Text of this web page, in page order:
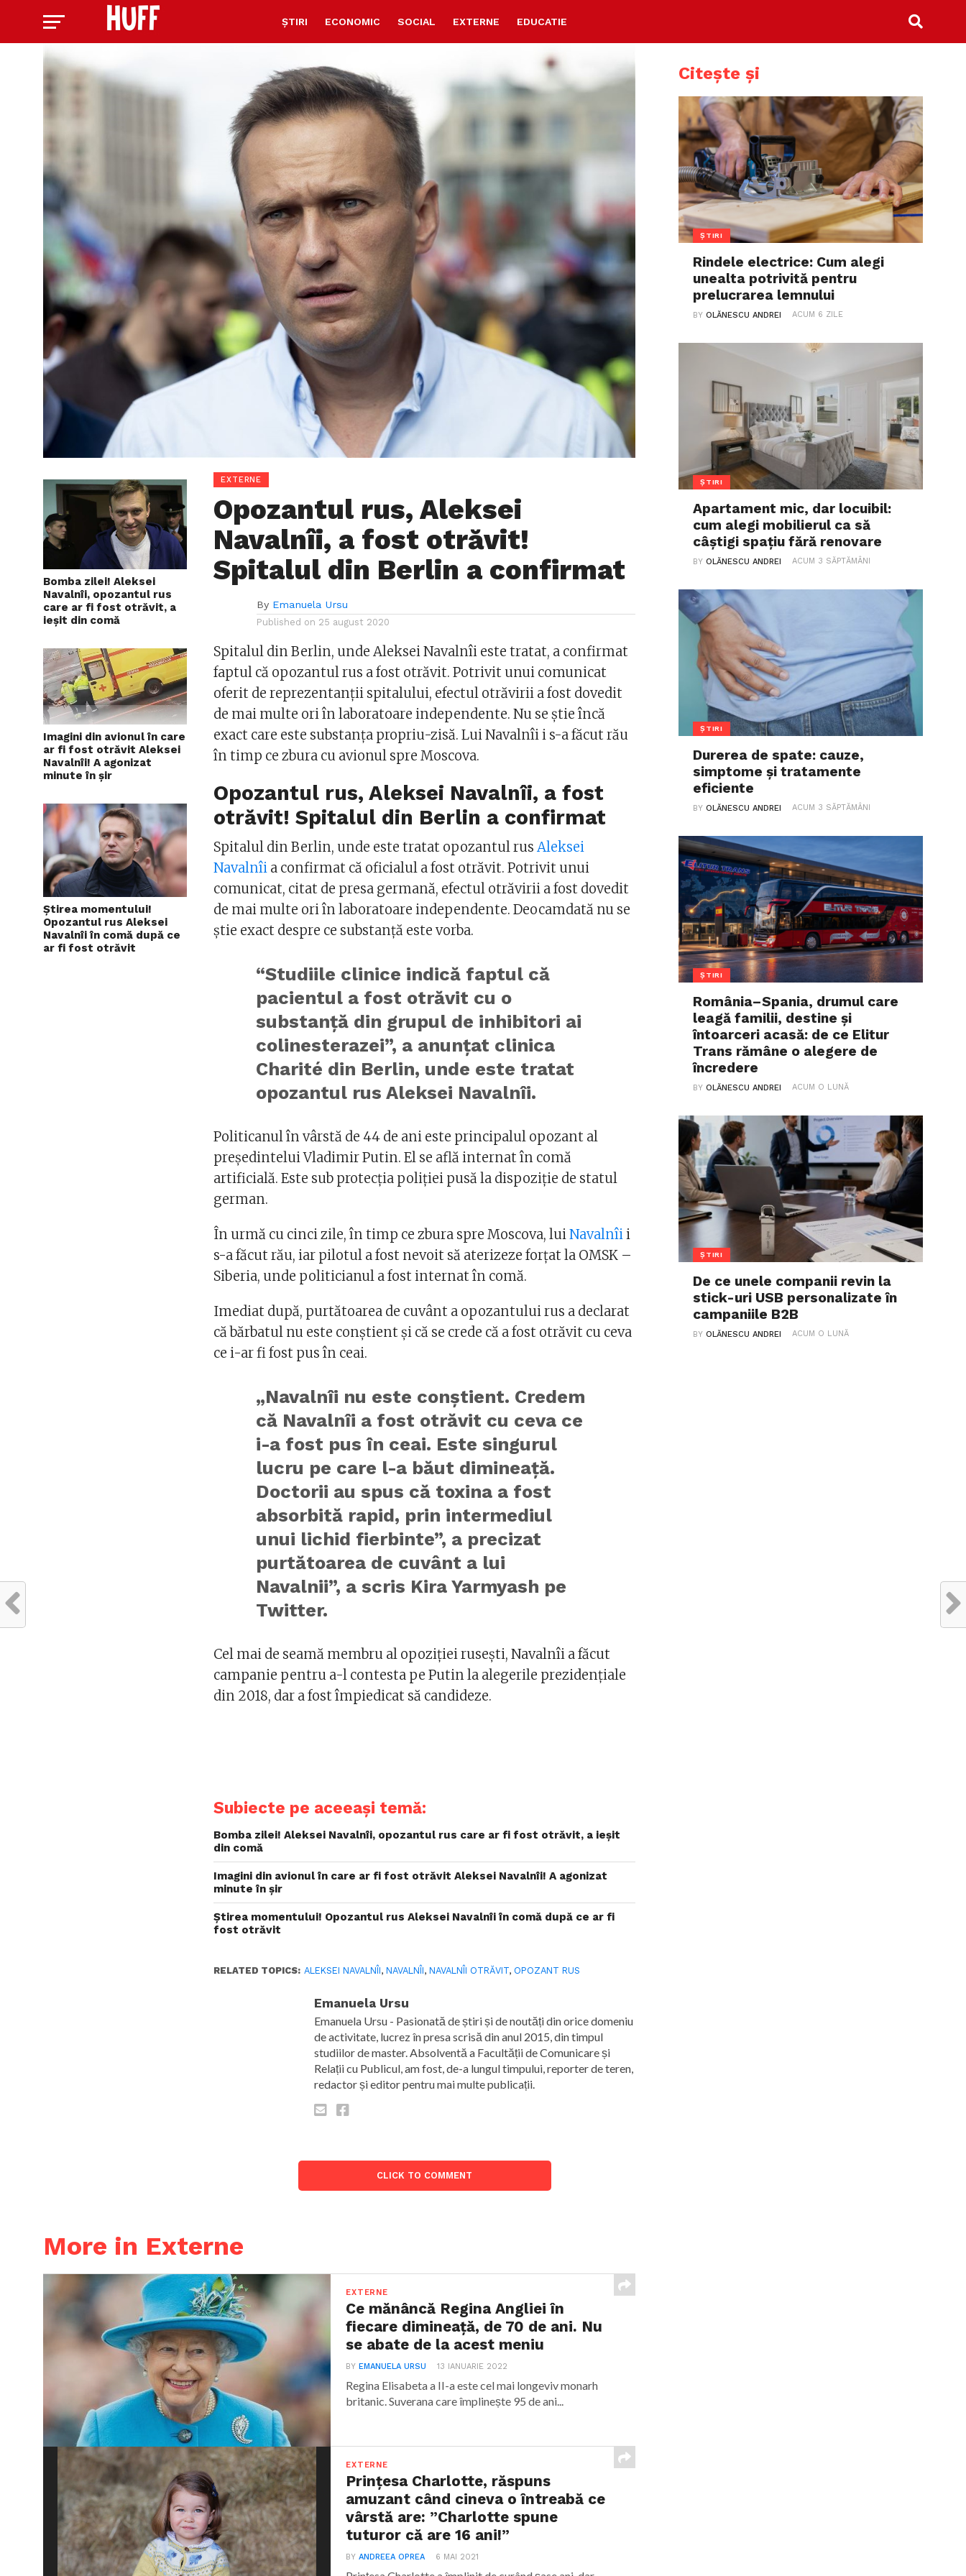
ȘTIRI ECONOMIC SOCIAL EXTERNE EDUCATIE
Bomba zilei! Aleksei
Navalnîi, opozantul rus
care ar fi fost otrăvit, a
ieșit din comă
Imagini din avionul în care
ar fi fost otrăvit Aleksei
Navalnîi! A agonizat
minute în șir
Știrea momentului!
Opozantul rus Aleksei
Navalnîi în comă după ce
ar fi fost otrăvit
EXTERNE
Opozantul rus, Aleksei
Navalnîi, a fost otrăvit!
Spitalul din Berlin a confirmat
By Emanuela Ursu
Published on 25 august 2020
Spitalul din Berlin, unde Aleksei Navalnîi este tratat, a confirmat
faptul că opozantul rus a fost otrăvit. Potrivit unui comunicat
oferit de reprezentanții spitalului, efectul otrăvirii a fost dovedit
de mai multe ori în laboratoare independente. Nu se știe încă
exact care este substanța propriu-zisă. Lui Navalnîi i s-a făcut rău
în timp ce zbura cu avionul spre Moscova.
Opozantul rus, Aleksei Navalnîi, a fost
otrăvit! Spitalul din Berlin a confirmat
Spitalul din Berlin, unde este tratat opozantul rusAleksei
Navalnîi a confirmat că oficialul a fost otrăvit. Potrivit unui
comunicat, citat de presa germană, efectul otrăvirii a fost dovedit
de mai multe ori în laboratoare independente. Deocamdată nu se
știe exact despre ce substanță este vorba.
“Studiile clinice indică faptul că
pacientul a fost otrăvit cu o
substanță din grupul de inhibitori ai
colinesterazei”, a anunțat clinica
Charité din Berlin, unde este tratat
opozantul rus Aleksei Navalnîi.
Politicanul în vârstă de 44 de ani este principalul opozant al
președintelui Vladimir Putin. El se află internat în comă
artificială. Este sub protecția poliției pusă la dispoziție de statul
german.
În urmă cu cinci zile, în timp ce zbura spre Moscova, luiNavalnîii
s-a făcut rău, iar pilotul a fost nevoit să aterizeze forțat la OMSK –
Siberia, unde politicianul a fost internat în comă.
Imediat după, purtătoarea de cuvânt a opozantului rus a declarat
că bărbatul nu este conștient și că se crede că a fost otrăvit cu ceva
ce i-ar fi fost pus în ceai.
„Navalnîi nu este conștient. Credem
că Navalnîi a fost otrăvit cu ceva ce
i-a fost pus în ceai. Este singurul
lucru pe care l-a băut dimineață.
Doctorii au spus că toxina a fost
absorbită rapid, prin intermediul
unui lichid fierbinte”, a precizat
purtătoarea de cuvânt a lui
Navalnii”, a scris Kira Yarmyash pe
Twitter.
Cel mai de seamă membru al opoziției rusești, Navalnîi a făcut
campanie pentru a-l contesta pe Putin la alegerile prezidențiale
din 2018, dar a fost împiedicat să candideze.
Subiecte pe aceeași temă:
Bomba zilei! Aleksei Navalnîi, opozantul rus care ar fi fost otrăvit, a ieșit
din comă
Imagini din avionul în care ar fi fost otrăvit Aleksei Navalnîi! A agonizat
minute în șir
Știrea momentului! Opozantul rus Aleksei Navalnîi în comă după ce ar fi
fost otrăvit
RELATED TOPICS: ALEKSEI NAVALNÎI,NAVALNÎI,NAVALNÎI OTRĂVIT, OPOZANT RUS
Emanuela Ursu
Emanuela Ursu - Pasionată de știri și de noutăți din orice domeniu
de activitate, lucrez în presa scrisă din anul 2015, din timpul
studiilor de master. Absolventă a Facultății de Comunicare și
Relații cu Publicul, am fost, de-a lungul timpului, reporter de teren,
redactor și editor pentru mai multe publicații.
CLICK TO COMMENT
More in Externe
EXTERNE
Ce mănâncă Regina Angliei în
fiecare dimineață, de 70 de ani. Nu
se abate de la acest meniu
BYEMANUELA URSU 13 IANUARIE 2022
Regina Elisabeta a II-a este cel mai longeviv monarh
britanic. Suverana care împlinește 95 de ani...
EXTERNE
Prințesa Charlotte, răspuns
amuzant când cineva o întreabă ce
vârstă are: ”Charlotte spune
tuturor că are 16 ani!”
BYANDREEA OPREA 6 MAI 2021
Citește și
ȘTIRI
Rindele electrice: Cum alegi
unealta potrivită pentru
prelucrarea lemnului
BYOLĂNESCU ANDREI ACUM 6 ZILE
ȘTIRI
Apartament mic, dar locuibil:
cum alegi mobilierul ca să
câștigi spațiu fără renovare
BYOLĂNESCU ANDREI ACUM 3 SĂPTĂMÂNI
ȘTIRI
Durerea de spate: cauze,
simptome și tratamente
eficiente
BYOLĂNESCU ANDREI ACUM 3 SĂPTĂMÂNI
ȘTIRI
România–Spania, drumul care
leagă familii, destine și
întoarceri acasă: de ce Elitur
Trans rămâne o alegere de
încredere
BYOLĂNESCU ANDREI ACUM O LUNĂ
ȘTIRI
De ce unele companii revin la
stick-uri USB personalizate în
campaniile B2B
BYOLĂNESCU ANDREI ACUM O LUNĂ